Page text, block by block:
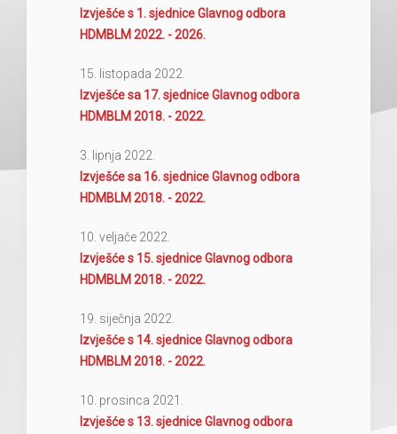
Izvješće s 1. sjednice Glavnog odbora
HDMBLM 2022. - 2026.
15. listopada 2022.
Izvješće sa 17. sjednice Glavnog odbora
HDMBLM 2018. - 2022.
3. lipnja 2022.
Izvješće sa 16. sjednice Glavnog odbora
HDMBLM 2018. - 2022.
10. veljače 2022.
Izvješće s 15. sjednice Glavnog odbora
HDMBLM 2018. - 2022.
19. siječnja 2022.
Izvješće s 14. sjednice Glavnog odbora
HDMBLM 2018. - 2022.
10. prosinca 2021.
Izvješće s 13. sjednice Glavnog odbora